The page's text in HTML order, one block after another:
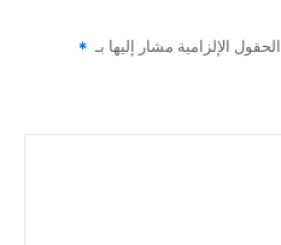
الحقول الإلزامية مشار إليها بـ